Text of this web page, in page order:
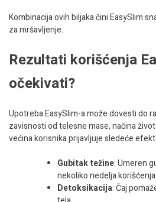
Kombinacija ovih biljaka čini EasySlim
za mršavljenje.
Rezultati korišćenja
očekivati?
Upotreba EasySlim-a može dovesti do
zavisnosti od telesne mase, načina
većina korisnika prijavljuje sledeće
Gubitak težine: Umeren
nekoliko nedelja korišćenja.
Detoksikacija: Čaj